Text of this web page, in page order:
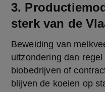
3.
sterk van de
Beweiding van
uitzondering dan
biobedrijven of
blijven de koeien op